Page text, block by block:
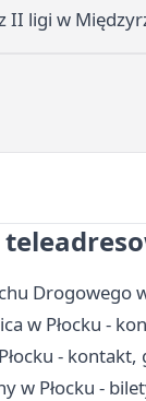
II ligi w
Drogowego
w Płocku -
-
w Płocku -